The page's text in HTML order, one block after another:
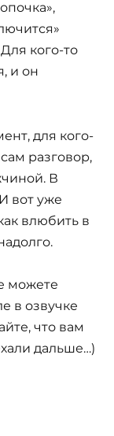
кого-то
и он
для кого-
разговор,
В
вот уже
влюбить в
можете
в озвучке
что вам
дальше…)